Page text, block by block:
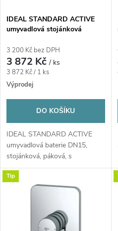
p
r
o
d
u
k
t
s
p
r
o
u
k
t
IDEAL STANDARD ACTIVE
umyvadlová stojánková
soupravou, chrom
3 200 Kč bez DPH
3 872 Kč/ ks
Měrná
cena:
3 872 Kč / 1 ks
Výprodej
DO KOŠÍKU
IDEAL STANDARD ACTIVE
umyvadlová baterie DN15,
stojánková, páková, s
odtokovou garniturou,...
Tip